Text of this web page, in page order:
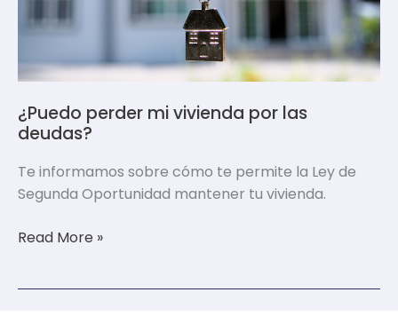
¿Puedo perder mi vivienda por las
deudas?
Te informamos sobre cómo te permite la Ley de
Segunda Oportunidad mantener tu vivienda.
Read More »